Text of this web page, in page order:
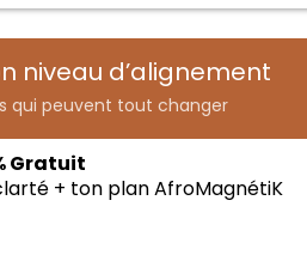
niveau d’alignement
qui peuvent tout changer
Gratuit
+ ton plan AfroMagnétiK